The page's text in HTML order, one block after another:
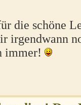
die schöne
irgendwann
immer!